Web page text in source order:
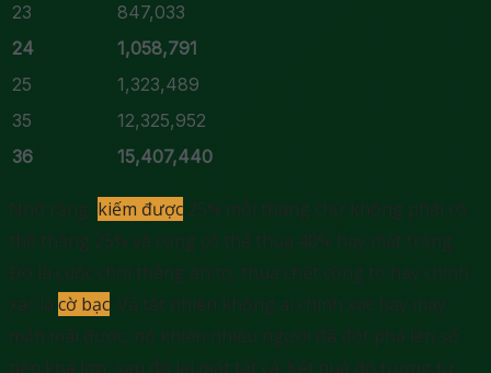
23
847,033
24
1,058,791
25
1,323,489
35
12,325,952
36
15,407,440
Nhớ rằng, kiếm được 25% mỗi tháng chứ không phải có
thể thắng 25% và cũng có thể thua 40% hay mất trắng.
Đó là cuộc chơi thắng ăn to, thua chết cũng to hay chính
xác là cờ bạc. Và tất nhiên không ai chính xác hay may
mắn mãi được, nó khiến nhiều người đã đột phá lên số
tiền khá lớn, sau đó lại mất tất cả. Kết quả đó tương tự